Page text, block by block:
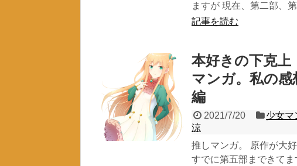
ますが 現在、第二部、
記事を読む
本好きの下克
マンガ。私の感
編
2021/7/20 少女マ
涼
推しマンガ。 原作が大
すでに第五部まできて